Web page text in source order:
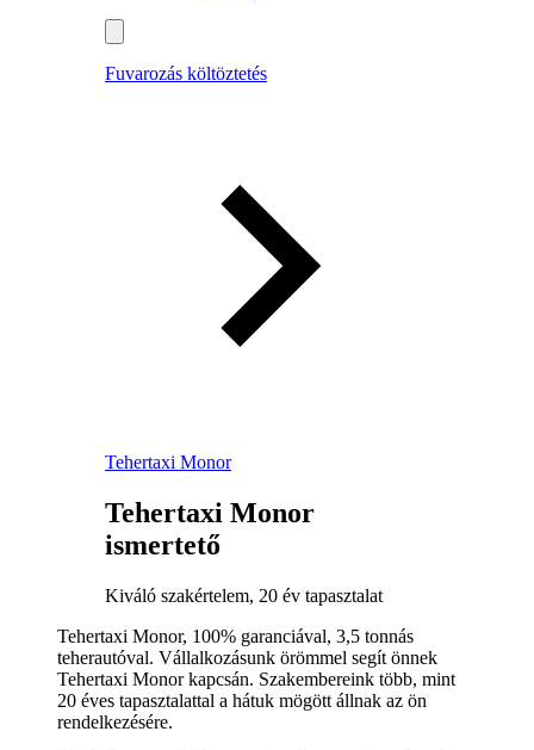
Fuvarozás költöztetés
Tehertaxi Monor
Tehertaxi Monor
ismertető
Kiváló szakértelem, 20 év tapasztalat
Tehertaxi Monor, 100% garanciával, 3,5 tonnás
teherautóval. Vállalkozásunk örömmel segít önnek
Tehertaxi Monor kapcsán. Szakembereink több, mint
20 éves tapasztalattal a hátuk mögött állnak az ön
rendelkezésére.